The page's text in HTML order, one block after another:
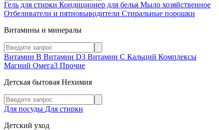
Гель для стирки Кондиционер для белья Мыло хозяйственное
Отбеливатели и пятновыводители Стиральные порошки
Витамины и минералы
Витамин В Витамин D3 Витамин С Кальций Комплексы
Магний Омега3 Прочие
Детская бытовая Нехимия
Для посуды Для стирки
Детский уход